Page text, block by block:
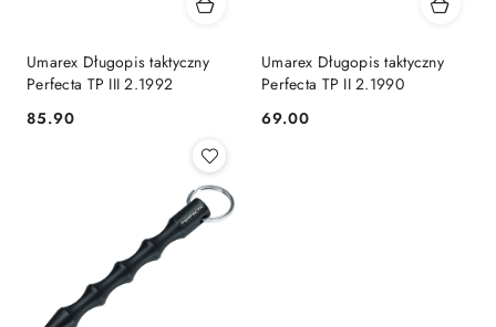
Umarex Długopis taktyczny
Perfecta TP III 2.1992
Cena:
85.90
Umarex Długopis taktyczny
Perfecta TP II 2.1990
Cena:
69.00